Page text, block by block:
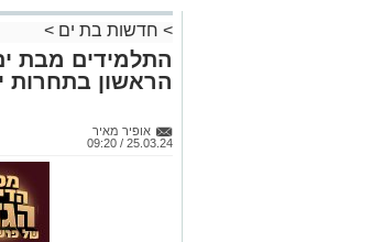
> חדשות בת ים >
התלמידים מבת
הראשון בתחרות
אופיר מאיר
25.03.24 / 09:20